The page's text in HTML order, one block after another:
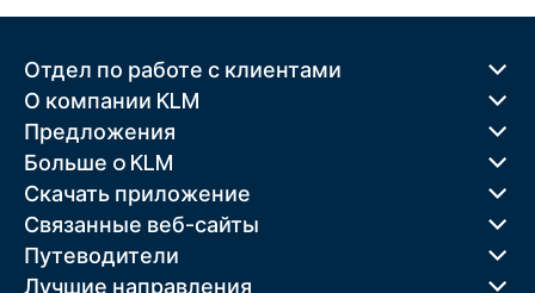
Отдел по работе с клиентами
О компании KLM
Предложения
Больше o KLM
Скачать приложение
Связанные веб-сайты
Путеводители
Лучшие направления